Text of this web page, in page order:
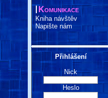
Komunikace
Kniha návštěv
Napište nám
Přihlášení
Nick
Heslo